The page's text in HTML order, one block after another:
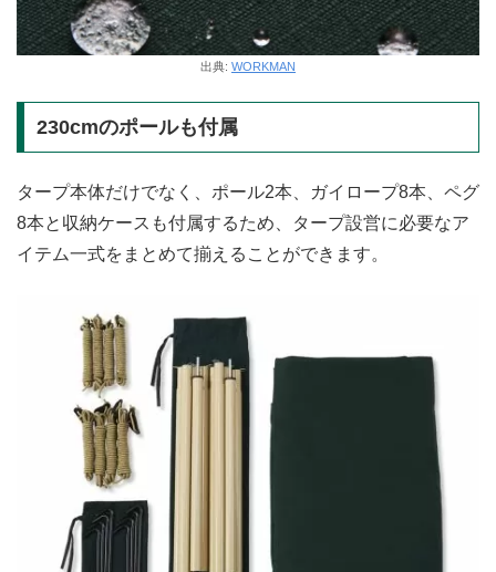
出典: WORKMAN
230cmのポールも付属
タープ本体だけでなく、ポール2本、ガイロープ8本、ペグ
8本と収納ケースも付属するため、タープ設営に必要なア
イテム一式をまとめて揃えることができます。